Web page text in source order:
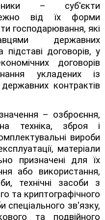
– суб'єкти
від їх форми
господарювання, які
державних
підставі договорів, у
договорів
укладених із
контрактів
– озброєння,
техніка, зброя і
вироби
матеріали
призначені для їх
або використання,
технічні засоби з
та криптографічного
спеціального зв'язку,
та подвійного